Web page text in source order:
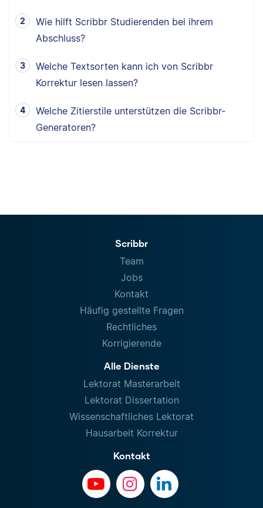
Wie hilft Scribbr Studierenden bei ihrem
Abschluss?
Welche Textsorten kann ich von Scribbr
Korrektur lesen lassen?
Welche Zitierstile unterstützen die Scribbr-
Generatoren?
Scribbr
Team
Jobs
Kontakt
Häufig gestellte Fragen
Rechtliches
Korrigierende
Alle Dienste
Lektorat Masterarbeit
Lektorat Dissertation
Wissenschaftliches Lektorat
Hausarbeit Korrektur
Kontakt